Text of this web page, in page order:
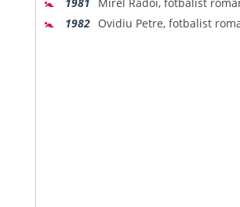
🚼 1982 Ovidiu Petre, fotbalist